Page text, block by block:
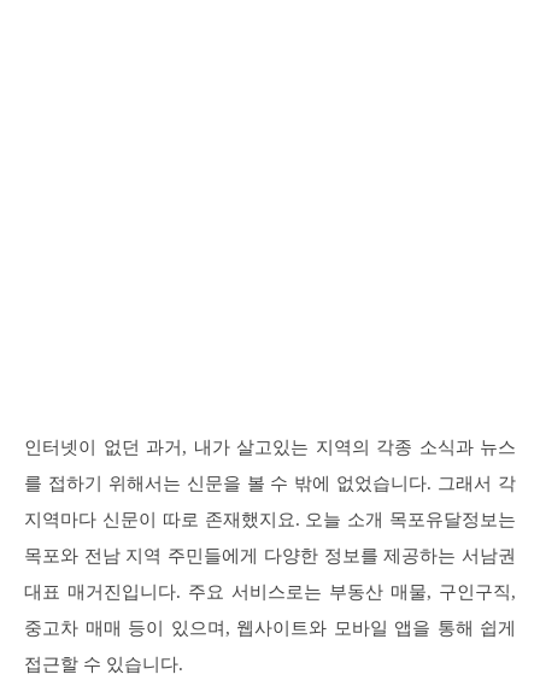
인터넷이 없던 과거, 내가 살고있는 지역의 각종 소식과 뉴스
를 접하기 위해서는 신문을 볼 수 밖에 없었습니다. 그래서 각
지역마다 신문이 따로 존재했지요. 오늘 소개 목포유달정보는
목포와 전남 지역 주민들에게 다양한 정보를 제공하는 서남권
대표 매거진입니다. 주요 서비스로는 부동산 매물, 구인구직,
중고차 매매 등이 있으며, 웹사이트와 모바일 앱을 통해 쉽게
접근할 수 있습니다.